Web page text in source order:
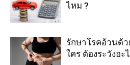
ไหม ?
รักษาโรคอ้วนด้
ใคร ต้องระวังอะ